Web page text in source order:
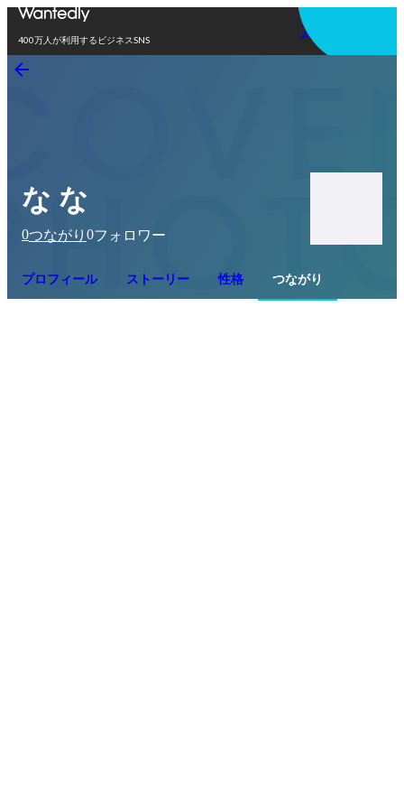
400万人が利用するビジネスSNS
アプリを使う
な な
0つながり 0フォロワー
プロフィール ストーリー 性格 つながり